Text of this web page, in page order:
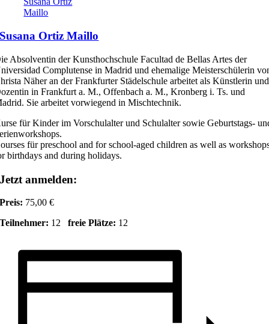
Maillo
Susana Ortiz Maillo
Absolventin der Kunsthochschule Facultad de Bellas Artes der
Complutense in Madrid und ehemalige Meisterschülerin
Näher an der Frankfurter Städelschule arbeitet als Künstlerin und
in Frankfurt a. M., Offenbach a. M., Kronberg i. Ts. und
Sie arbeitet vorwiegend in Mischtechnik.
für Kinder im Vorschulalter und Schulalter sowie Geburtstags-
für preschool and for school-aged children as well as
birthdays and during holidays.
Jetzt anmelden:
Preis: 75,00 €
Teilnehmer: 12freie Plätze: 12